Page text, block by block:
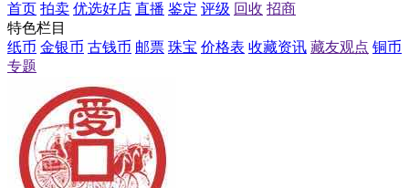
首页 拍卖 优选好店 直播 鉴定 评级 回收 招商
特色栏目
纸币 金银币 古钱币 邮票 珠宝 价格表 收藏资讯 藏友观点 铜币
专题